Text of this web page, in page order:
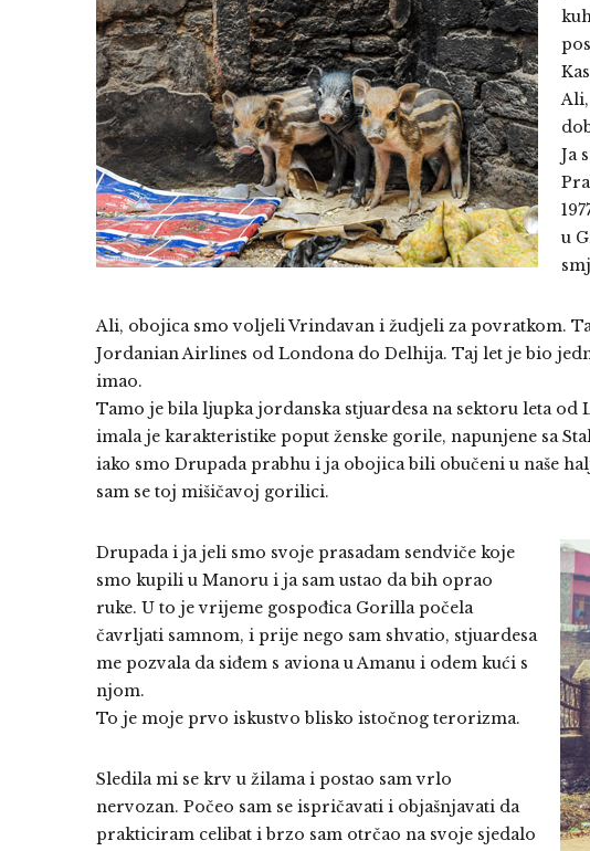
Ja
u
Ali, obojica smo voljeli Vrindavan i žudjeli za povratkom.
Jordanian Airlines od Londona do Delhija. Taj let je bio
imao.
Tamo je bila ljupka jordanska stjuardesa na sektoru leta
imala je karakteristike poput ženske gorile, napunjene sa
iako smo Drupada prabhu i ja obojica bili obučeni u naše
sam se toj mišičavoj gorilici.
Drupada i ja jeli smo svoje prasadam sendviče koje
smo kupili u Manoru i ja sam ustao da bih oprao
ruke. U to je vrijeme gospođica Gorilla počela
čavrljati samnom, i prije nego sam shvatio, stjuardesa
me pozvala da siđem s aviona u Amanu i odem kući s
njom.
To je moje prvo iskustvo blisko istočnog terorizma.
Sledila mi se krv u žilama i postao sam vrlo
nervozan. Počeo sam se ispričavati i objašnjavati da
prakticiram celibat i brzo sam otrčao na svoje sjedalo